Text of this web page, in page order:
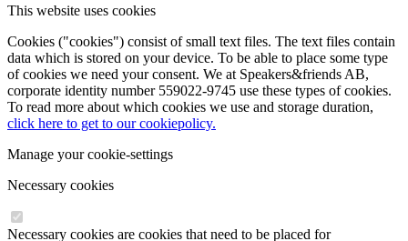
This website uses cookies
Cookies ("cookies") consist of small text files. The text files contain
data which is stored on your device. To be able to place some type
of cookies we need your consent. We at Speakers&friends AB,
corporate identity number 559022-9745 use these types of cookies.
To read more about which cookies we use and storage duration,
click here to get to our cookiepolicy.
Manage your cookie-settings
Necessary cookies
Necessary cookies are cookies that need to be placed for